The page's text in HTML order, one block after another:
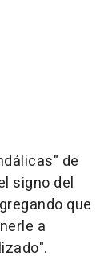
de
signo del
que
a